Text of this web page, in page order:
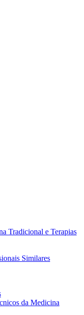
Tradicional e Terapias
Similares
da Medicina